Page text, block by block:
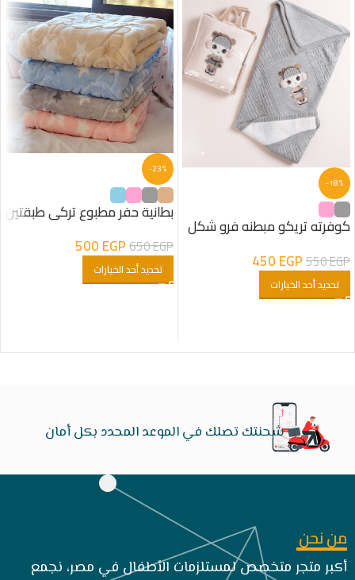
-18%
كوفرته تريكو مبطنه فرو شكل
550EGP
450EGP
تحديد أحد الخيارات
-23%
بطانية حفر مطبوع تركى طبقتين
650EGP
500EGP
تحديد أحد الخيارات
شحنتك تصلك في الموعد المحدد بكل أمان
من نحن
أكبر متجر متخصص لمستلزمات الأطفال في مصر، نجمع